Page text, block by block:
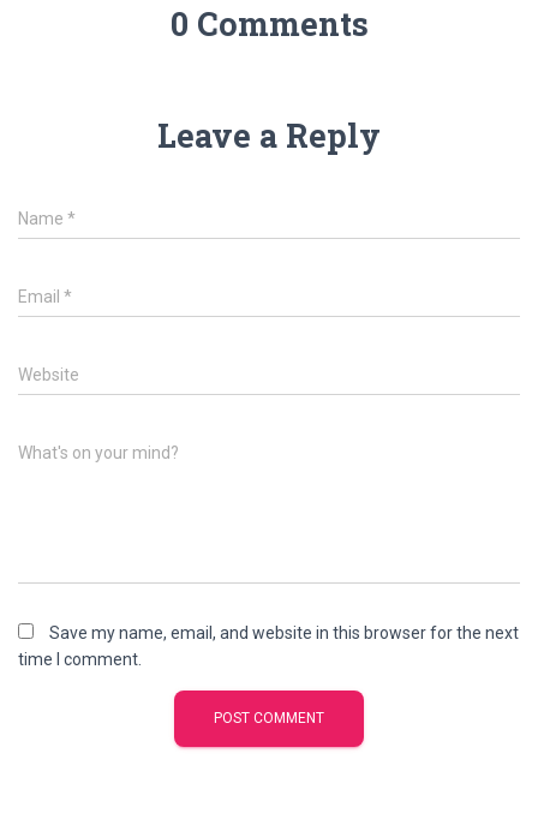
0 Comments
Leave a Reply
Name *
Email *
Website
What's on your mind?
Save my name, email, and website in this browser for the next
time I comment.